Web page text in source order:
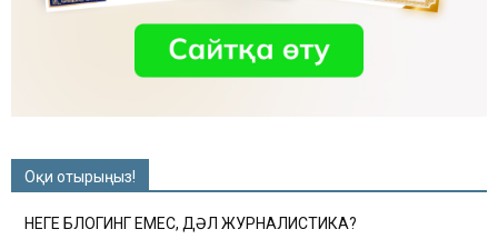
Оқи отырыңыз!
НЕГЕ БЛОГИНГ ЕМЕС, ДӘЛ ЖУРНАЛИСТИКА?